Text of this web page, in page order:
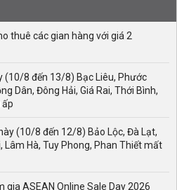
táo gồm có những gì?
công ông táo truyền thống
hai chiếc mũ đàn ông và
cho các ông táo thì có 2
thì ko có cánh chuồn. Nhiều
địa (có 2 cánh chuồn) để
cụ chuyển di của thổ thần,
cá chép bằng giấy hoặc cá
thuê các gian hàng với giá 2
(10/8 đến 13/8) Bạc Liêu, Phước
Dân, Đông Hải, Giá Rai, Thới Bình,
(10/8 đến 12/8) Bảo Lộc, Đà Lạt,
Lâm Hà, Tuy Phong, Phan Thiết mất
ASEAN Online Sale Day 2026